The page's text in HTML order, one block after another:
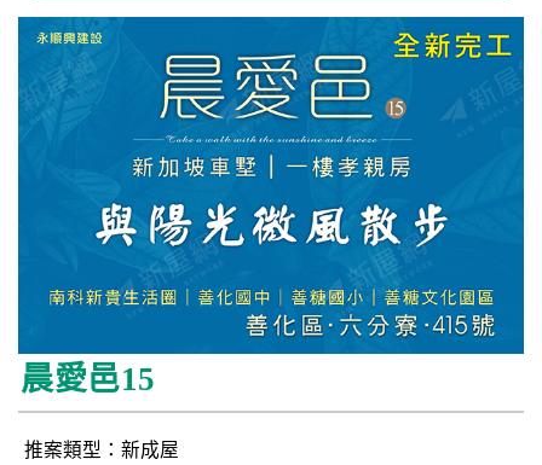
晨愛邑15
推案類型：新成屋